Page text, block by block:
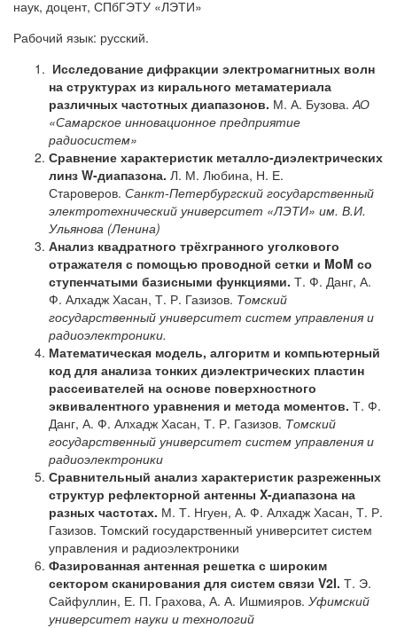
наук, доцент, СПбГЭТУ «ЛЭТИ»
Рабочий язык: русский.
Исследование дифракции электромагнитных волн
на структурах из кирального метаматериала
различных частотных диапазонов. М. А. Бузова.АО
«Самарское инновационное предприятие
радиосистем»
Сравнение характеристик металло-диэлектрических
линз W-диапазона. Л. М. Любина, Н. Е.
Староверов. Санкт-Петербургский государственный
электротехнический университет «ЛЭТИ» им. В.И.
Ульянова (Ленина)
Анализ квадратного трёхгранного уголкового
отражателя с помощью проводной сетки и MoM со
ступенчатыми базисными функциями. Т. Ф. Данг, А.
Ф. Алхадж Хасан, Т. Р. Газизов. Томский
государственный университет систем управления и
радиоэлектроники.
Математическая модель, алгоритм и компьютерный
код для анализа тонких диэлектрических пластин
рассеивателей на основе поверхностного
эквивалентного уравнения и метода моментов. Т. Ф.
Данг, А. Ф. Алхадж Хасан, Т. Р. Газизов. Томский
государственный университет систем управления и
радиоэлектроники
Сравнительный анализ характеристик разреженных
структур рефлекторной антенны X-диапазона на
разных частотах. М. Т. Нгуен, А. Ф. Алхадж Хасан, Т. Р.
Газизов. Томский государственный университет систем
управления и радиоэлектроники
Фазированная антенная решетка с широким
сектором сканирования для систем связи V2I. Т. Э.
Сайфуллин, Е. П. Грахова, А. А. Ишмияров. Уфимский
университет науки и технологий